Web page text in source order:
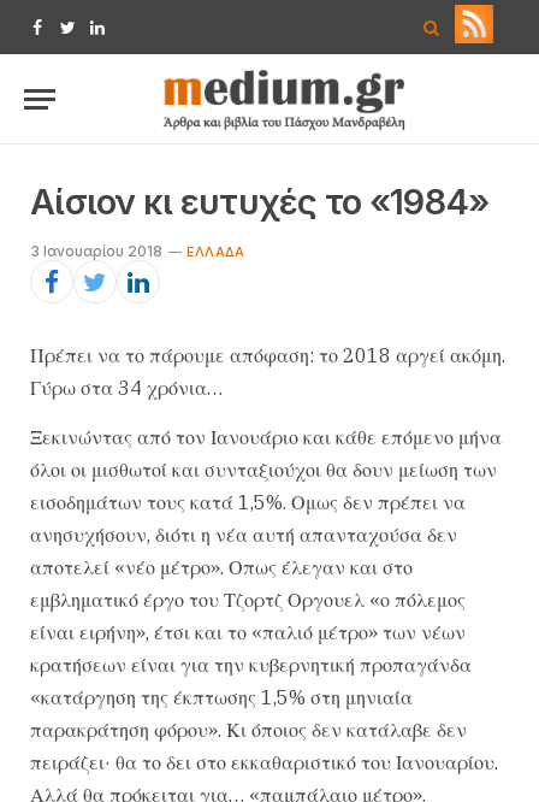
Facebook
TwitterLinkedIn
Αίσιον κι ευτυχές το «1984»
3 Ιανουαρίου 2018 ΕΛΛΆΔΑ
Πρέπει να το πάρουμε απόφαση: το 2018 αργεί ακόμη.
Γύρω στα 34 χρόνια…
Ξ​​εκινώντας από τον Ιανουάριο και κάθε επόμενο μήνα
όλοι οι μισθωτοί και συνταξιούχοι θα δουν μείωση των
εισοδημάτων τους κατά 1,5%. Ομως δεν πρέπει να
ανησυχήσουν, διότι η νέα αυτή απανταχούσα δεν
αποτελεί «νέο μέτρο». Οπως έλεγαν και στο
εμβληματικό έργο του Τζορτζ Οργουελ «ο πόλεμος
είναι ειρήνη», έτσι και το «παλιό μέτρο» των νέων
κρατήσεων είναι για την κυβερνητική προπαγάνδα
«κατάργηση της έκπτωσης 1,5% στη μηνιαία
παρακράτηση φόρου». Κι όποιος δεν κατάλαβε δεν
πειράζει· θα το δει στο εκκαθαριστικό του Ιανουαρίου.
Αλλά θα πρόκειται για… «παμπάλαιο μέτρο».